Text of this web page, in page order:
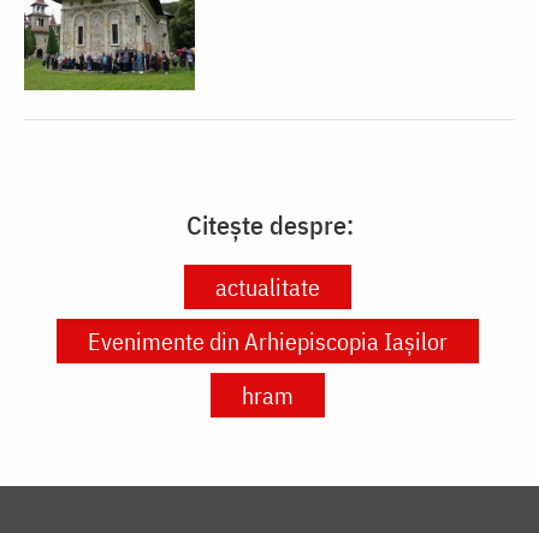
Citește despre:
actualitate
Evenimente din Arhiepiscopia Iașilor
hram